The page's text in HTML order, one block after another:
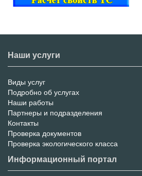
Наши услуги
Меню
услуг
Виды услуг
Подробно об услугах
Наши работы
Партнеры и подразделения
Контакты
Проверка документов
Проверка экологического класса
Информационный портал